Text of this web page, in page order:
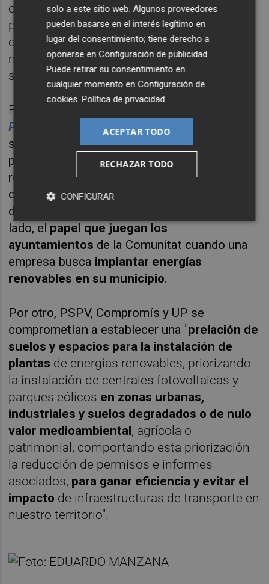
consenso desde el principio en el tripartito,
pero para no dinamitar la convalidación del
decreto -que incluía normativa variopinta de
muchos otros ámbitos-, las tres fuerzas lo
secundaron.
Eso sí, a su vez,
Plaza
, firmaron un acuerdo político
se comprometían a modificar las leyes que
permitían esa agilización para instalar
renovables en el territorio. En él se
concretaban varios aspectos a reformar y
dos resultaban especialmente clave: por un
lado, el papel que juegan los
ayuntamientos de la Comunitat cuando una
empresa busca implantar energías
renovables en su municipio.
Por otro, PSPV, Compromís y UP se
comprometían a establecer una "prelación de
suelos y espacios para la instalación de
plantas de energías renovables, priorizando
la instalación de centrales fotovoltaicas y
parques eólicos en zonas urbanas,
industriales y suelos degradados o de nulo
valor medioambiental, agrícola o
patrimonial, comportando esta priorización
la reducción de permisos e informes
asociados, para ganar eficiencia y evitar el
impacto de infraestructuras de transporte en
nuestro territorio".
solo a este sitio web. Algunos proveedores
pueden basarse en el interés legítimo en
lugar del consentimiento; tiene derecho a
oponerse enConfiguración de publicidad.
Puede retirar su consentimiento en
cualquier momento enConfiguración de
cookies.Política de privacidad
ACEPTAR TODO
RECHAZAR TODO
CONFIGURAR